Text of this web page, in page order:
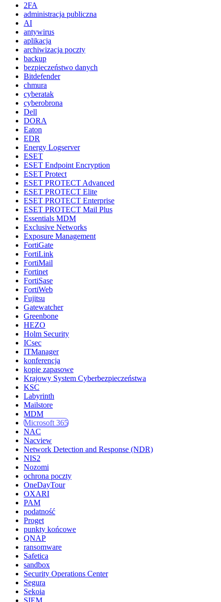
2FA
administracja publiczna
AI
antywirus
aplikacja
archiwizacja poczty
backup
bezpieczeństwo danych
Bitdefender
chmura
cyberatak
cyberobrona
Dell
DORA
Eaton
EDR
Energy Logserver
ESET
ESET Endpoint Encryption
ESET Protect
ESET PROTECT Advanced
ESET PROTECT Elite
ESET PROTECT Enterprise
ESET PROTECT Mail Plus
Essentials MDM
Exclusive Networks
Exposure Management
FortiGate
FortiLink
FortiMail
Fortinet
FortiSase
FortiWeb
Fujitsu
Gatewatcher
Greenbone
HEZO
Holm Security
ICsec
ITManager
konferencja
kopie zapasowe
Krajowy System Cyberbezpieczeństwa
KSC
Labyrinth
Mailstore
MDM
Microsoft 365
NAC
Nacview
Network Detection and Response (NDR)
NIS2
Nozomi
ochrona poczty
OneDayTour
OXARI
PAM
podatność
Proget
punkty końcowe
QNAP
ransomware
Safetica
sandbox
Security Operations Center
Segura
Sekoia
SIEM